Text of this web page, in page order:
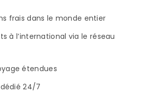
frais dans le monde entier
à l’international via le réseau
étendues
24/7